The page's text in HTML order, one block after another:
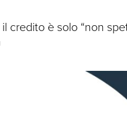
credito è solo “non